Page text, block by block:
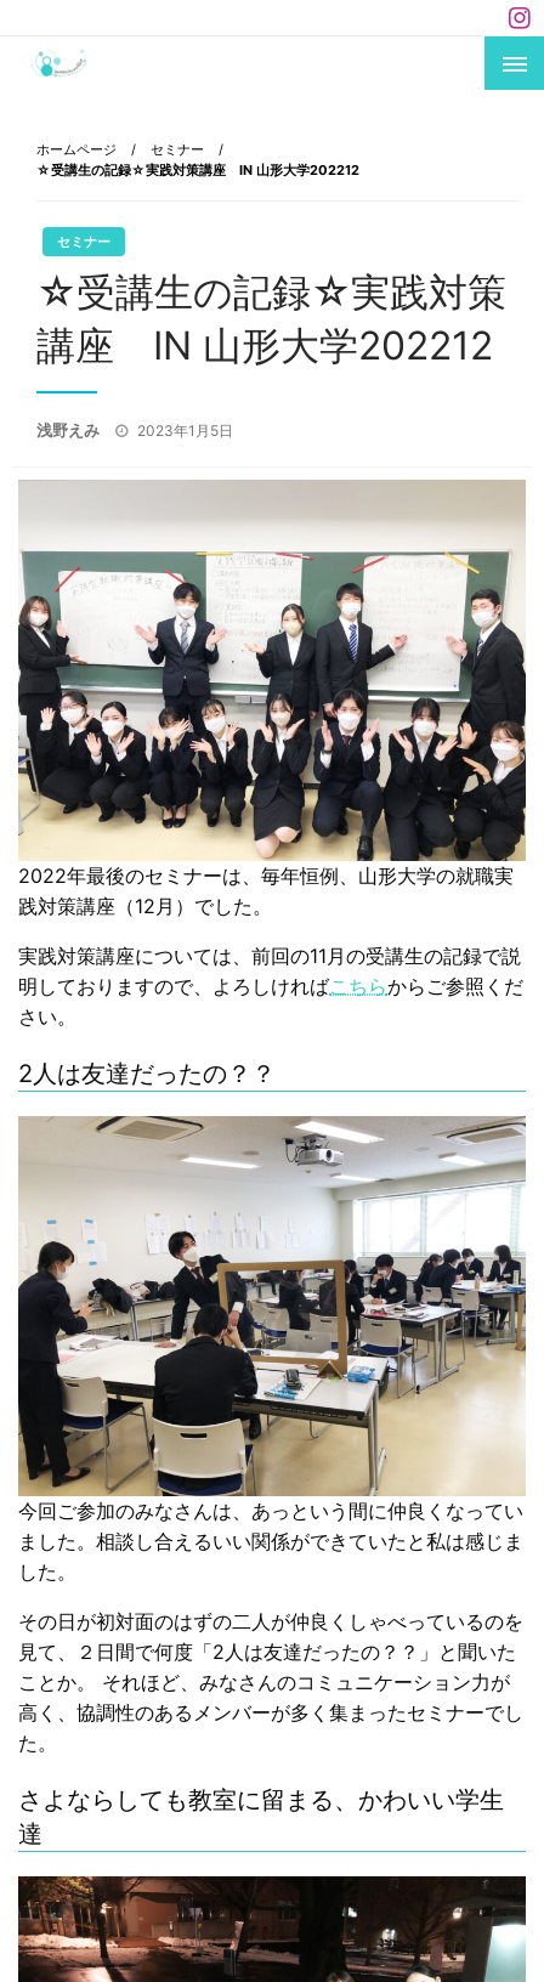
ン
ホームページ
セミナー
☆受講生の記録☆実践対策講座 IN 山形大学202212
セミナー
☆受講生の記録☆実践対策
講座 IN 山形大学202212
浅野えみ
投
2023年1月5日
2022年最後のセミナーは、毎年恒例、山形大学の就職実
践対策講座（12月）でした。
実践対策講座については、前回の11月の受講生の記録で説
明しておりますので、よろしければこちらからご参照くだ
さい。
2人は友達だったの？？
今回ご参加のみなさんは、あっという間に仲良くなってい
ました。相談し合えるいい関係ができていたと私は感じま
した。
その日が初対面のはずの二人が仲良くしゃべっているのを
見て、２日間で何度「2人は友達だったの？？」と聞いた
ことか。 それほど、みなさんのコミュニケーション力が
高く、協調性のあるメンバーが多く集まったセミナーでし
た。
さよならしても教室に留まる、かわいい学生
達